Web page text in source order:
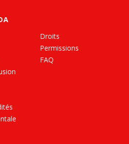
Droits
Permissions
FAQ